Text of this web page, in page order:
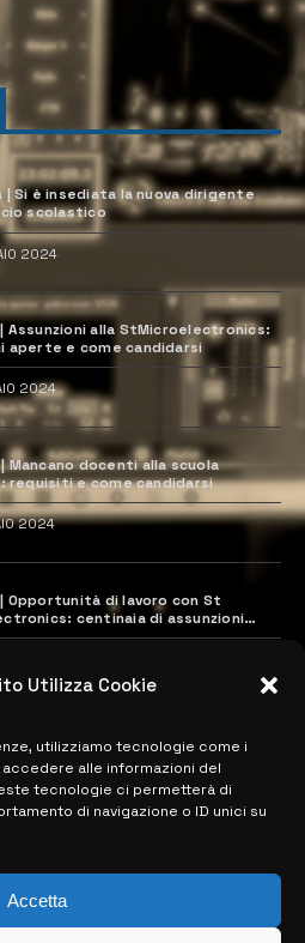
Utilizza Cookie
utilizziamo tecnologie come i
alle informazioni del
tecnologie ci permetterà di
di navigazione o ID unici su
Accetta
| Si è insediata la nuova dirigente
scolastico
2024
Assunzioni alla StMicroelectronics:
aperte e come candidarsi
2024
Mancano docenti alla scuola
requisiti e come candidarsi
2024
Opportunità di lavoro con St
centinaia di assunzioni